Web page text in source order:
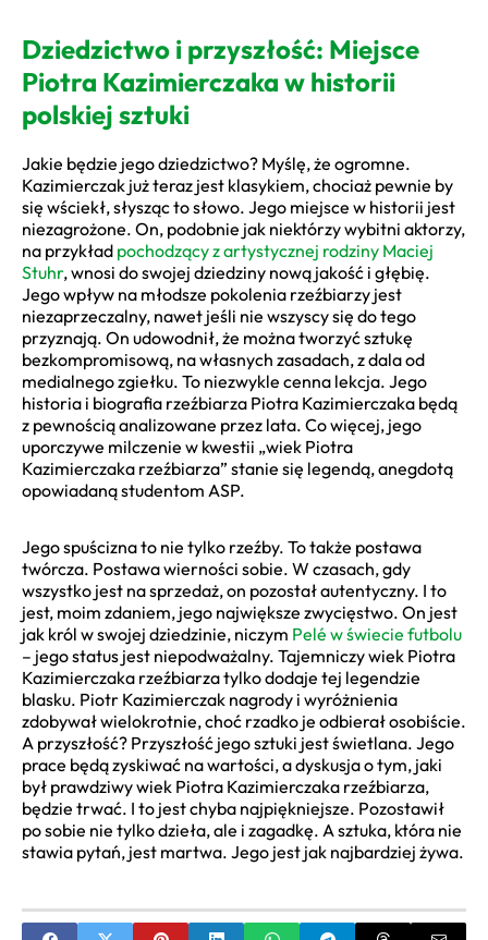
Dziedzictwo i przyszłość: Miejsce
Piotra Kazimierczaka w historii
polskiej sztuki
Jakie będzie jego dziedzictwo? Myślę, że ogromne.
Kazimierczak już teraz jest klasykiem, chociaż pewnie by
się wściekł, słysząc to słowo. Jego miejsce w historii jest
niezagrożone. On, podobnie jak niektórzy wybitni aktorzy,
na przykład pochodzący z artystycznej rodziny Maciej
Stuhr, wnosi do swojej dziedziny nową jakość i głębię.
Jego wpływ na młodsze pokolenia rzeźbiarzy jest
niezaprzeczalny, nawet jeśli nie wszyscy się do tego
przyznają. On udowodnił, że można tworzyć sztukę
bezkompromisową, na własnych zasadach, z dala od
medialnego zgiełku. To niezwykle cenna lekcja. Jego
historia i biografia rzeźbiarza Piotra Kazimierczaka będą
z pewnością analizowane przez lata. Co więcej, jego
uporczywe milczenie w kwestii „wiek Piotra
Kazimierczaka rzeźbiarza” stanie się legendą, anegdotą
opowiadaną studentom ASP.
Jego spuścizna to nie tylko rzeźby. To także postawa
twórcza. Postawa wierności sobie. W czasach, gdy
wszystko jest na sprzedaż, on pozostał autentyczny. I to
jest, moim zdaniem, jego największe zwycięstwo. On jest
jak król w swojej dziedzinie, niczym Pelé w świecie futbolu
– jego status jest niepodważalny. Tajemniczy wiek Piotra
Kazimierczaka rzeźbiarza tylko dodaje tej legendzie
blasku. Piotr Kazimierczak nagrody i wyróżnienia
zdobywał wielokrotnie, choć rzadko je odbierał osobiście.
A przyszłość? Przyszłość jego sztuki jest świetlana. Jego
prace będą zyskiwać na wartości, a dyskusja o tym, jaki
był prawdziwy wiek Piotra Kazimierczaka rzeźbiarza,
będzie trwać. I to jest chyba najpiękniejsze. Pozostawił
po sobie nie tylko dzieła, ale i zagadkę. A sztuka, która nie
stawia pytań, jest martwa. Jego jest jak najbardziej żywa.